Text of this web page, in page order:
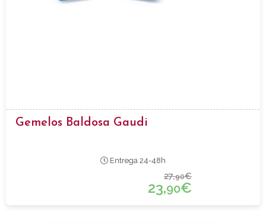
Gemelos Baldosa Gaudi
Entrega 24-48h
27,90€
23,90€